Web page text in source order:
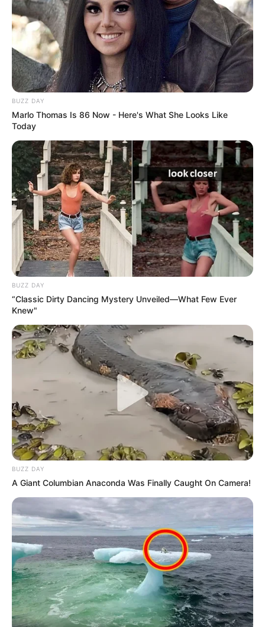
Nach Deutschland-In die Welt-Einmaliges
Deutschlandweit Veranstaltung kostenlos
eintragen:
Bilderfreigabe: Die Bilder dieser Seite dürfen unter
bestimmten Bedingungen für private und kommerzielle
Zwecke kostenlos benutzt werden. Weiteres siehe
Bilderfreigabe
Das Wissen, das die Bauern schon seit Jahrtausenden
bei der Tier- und Pflanzenzucht anwenden, hatte
Charles Darwin 1858 der universitären Welt gelehrt. Die
mussten die Abstammungslehre ja endlich auch mal
weitere Kalauer
Quermania folgen: Impressum & Kontakt
Smartphone Startseite
BUZZ DAY
Marlo Thomas Is 86 Now - Here's What She Looks Like
Today
BUZZ DAY
“Classic Dirty Dancing Mystery Unveiled—What Few Ever
Knew"
BUZZ DAY
A Giant Columbian Anaconda Was Finally Caught On Camera!